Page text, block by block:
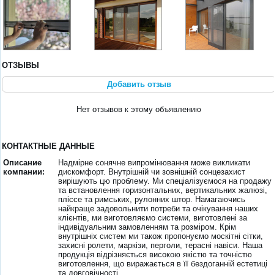
ОТЗЫВЫ
Добавить отзыв
Нет отзывов к этому объявлению
КОНТАКТНЫЕ ДАННЫЕ
Описание
компании:
Надмірне сонячне випромінювання може викликати
дискомфорт. Внутрішній чи зовнішній сонцезахист
вирішують цю проблему. Ми спеціалізуємося на продажу
та встановлення горизонтальних, вертикальних жалюзі,
пліссе та римських, рулонних штор. Намагаючись
найкраще задовольнити потреби та очікування наших
клієнтів, ми виготовляємо системи, виготовлені за
індивідуальним замовленням та розміром. Крім
внутрішніх систем ми також пропонуємо москітні сітки,
захисні ролети, маркізи, перголи, терасні навіси. Наша
продукція відрізняється високою якістю та точністю
виготовлення, що виражається в її бездоганній естетиці
та довговічності.